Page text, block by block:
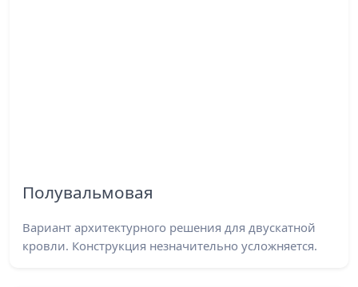
Полувальмовая
Вариант архитектурного решения для двускатной
кровли. Конструкция незначительно усложняется.